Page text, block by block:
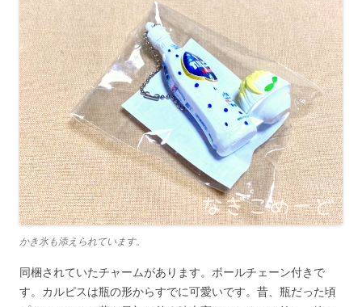
かき氷も添えられています。
同梱されていたチャームがあります。ボールチェーン付きで
す。カルピスは瓶の形からすでに可愛いです。昔、瓶だった頃